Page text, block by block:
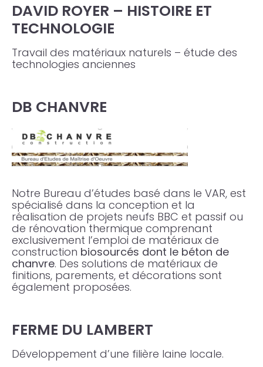
DAVID ROYER – HISTOIRE ET
TECHNOLOGIE
Travail des matériaux naturels – étude des
technologies anciennes
DB CHANVRE
Notre Bureau d’études basé dans le VAR, est
spécialisé dans la conception et la
réalisation de projets neufs BBC et passif ou
de rénovation thermique comprenant
exclusivement l’emploi de matériaux de
construction biosourcés dont le béton de
chanvre. Des solutions de matériaux de
finitions, parements, et décorations sont
également proposées.
FERME DU LAMBERT
Développement d’une filière laine locale.